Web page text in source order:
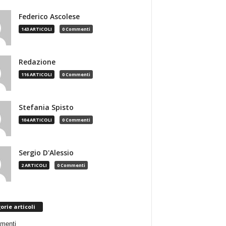
Federico Ascolese
143 ARTICOLI 0 Commenti
Redazione
116 ARTICOLI 0 Commenti
Stefania Spisto
104 ARTICOLI 0 Commenti
Sergio D'Alessio
2 ARTICOLI 0 Commenti
articoli